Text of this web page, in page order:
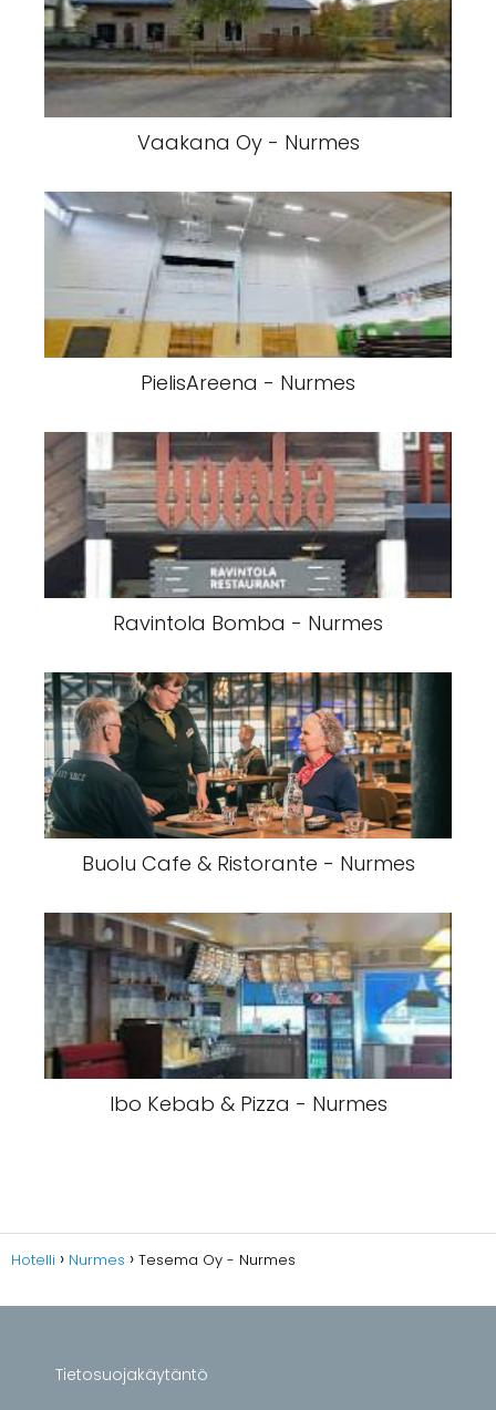
Vaakana Oy - Nurmes
PielisAreena - Nurmes
Ravintola Bomba - Nurmes
Buolu Cafe & Ristorante - Nurmes
Ibo Kebab & Pizza - Nurmes
Hotelli Nurmes Tesema Oy - Nurmes
Tietosuojakäytäntö